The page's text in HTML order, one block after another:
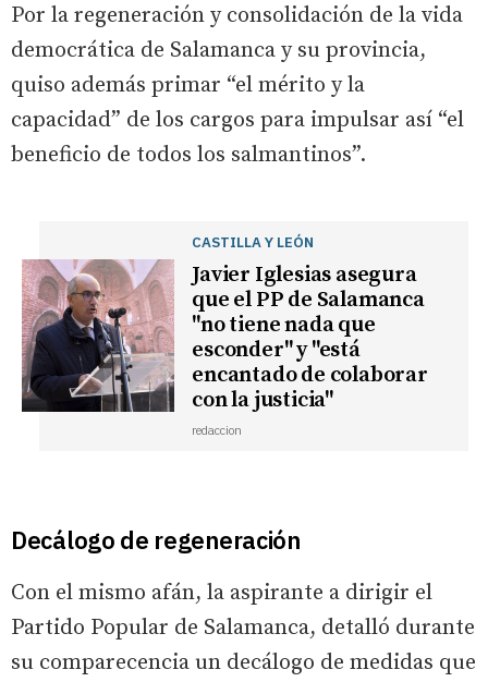
Por la regeneración y consolidación de la vida
democrática de Salamanca y su provincia,
quiso además primar “el mérito y la
capacidad” de los cargos para impulsar así “el
beneficio de todos los salmantinos”.
CASTILLA Y LEÓN
Javier Iglesias asegura
que el PP de Salamanca
"no tiene nada que
esconder" y "está
encantado de colaborar
con la justicia"
redaccion
Decálogo de regeneración
Con el mismo afán, la aspirante a dirigir el
Partido Popular de Salamanca, detalló durante
su comparecencia un decálogo de medidas que